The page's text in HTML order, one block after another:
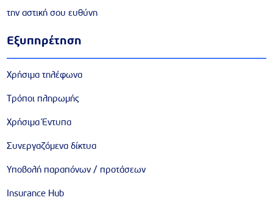
την αστική σου ευθύνη
Εξυπηρέτηση
Χρήσιμα τηλέφωνα
Τρόποι πληρωμής
Χρήσιμα Έντυπα
Συνεργαζόμενα δίκτυα
Υποβολή παραπόνων / προτάσεων
Insurance Hub